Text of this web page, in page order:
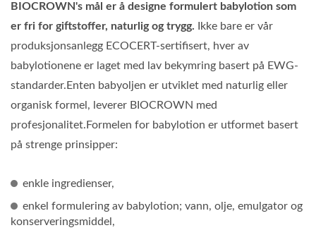
BIOCROWN's mål er å designe formulert babylotion som
er fri for giftstoffer, naturlig og trygg. Ikke bare er vår
produksjonsanlegg ECOCERT-sertifisert, hver av
babylotionene er laget med lav bekymring basert på EWG-
standarder.Enten babyoljen er utviklet med naturlig eller
organisk formel, leverer BIOCROWN med
profesjonalitet.Formelen for babylotion er utformet basert
på strenge prinsipper:
enkle ingredienser,
enkel formulering av babylotion; vann, olje, emulgator og
konserveringsmiddel,